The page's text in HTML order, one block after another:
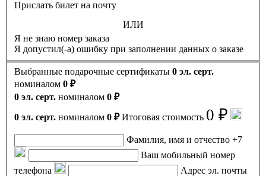
Прислать билет на почту
ИЛИ
Я не знаю номер заказа
Я допустил(-а) ошибку при заполнении данных о заказе
Выбранные подарочные сертификаты 0 эл. серт.
номиналом 0 ₽
0 эл. серт. номиналом 0 ₽
0 эл. серт. номиналом 0 ₽ Итоговая стоимость 0 ₽
Фамилия, имя и отчество +7
Ваш мобильный номер
телефона
Адрес эл. почты